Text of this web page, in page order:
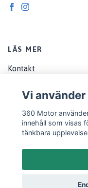
LÄS MER
Kontakt
Köpvillkor
EU customers
Vi
360 Motor
innehåll som visas
tänkbara